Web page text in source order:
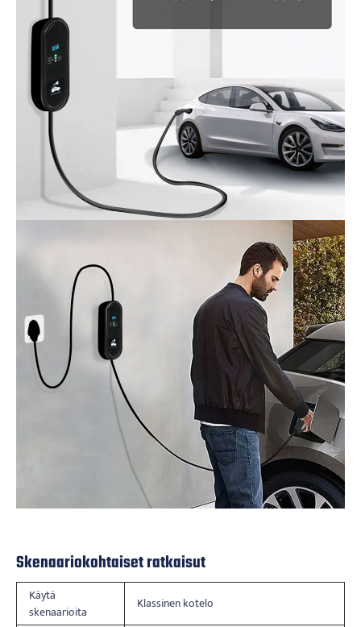
Skenaariokohtaiset ratkaisut
Käytä
skenaarioita
Klassinen kotelo